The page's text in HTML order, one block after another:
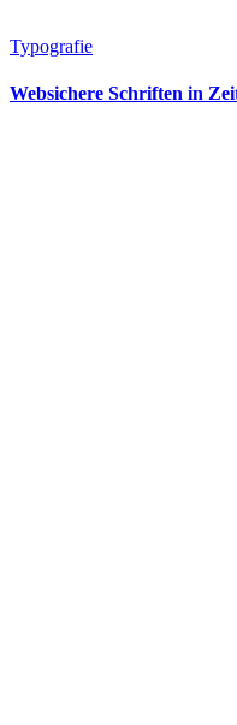
Typografie
Websichere Schriften in